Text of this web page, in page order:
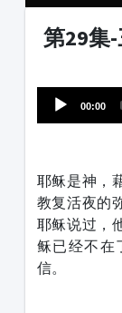
第29集
Player
00:00
耶稣是神，
教复活夜的
耶稣说过，
稣已经不在
信。